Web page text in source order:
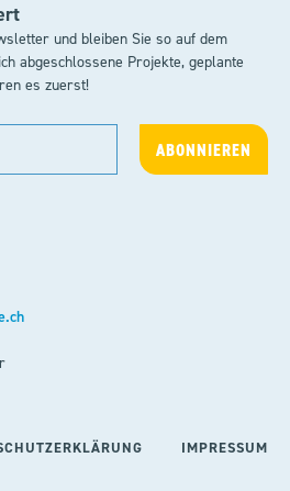
und bleiben Sie so auf dem
abgeschlossene Projekte, geplante
es zuerst!
IMPRESSUM